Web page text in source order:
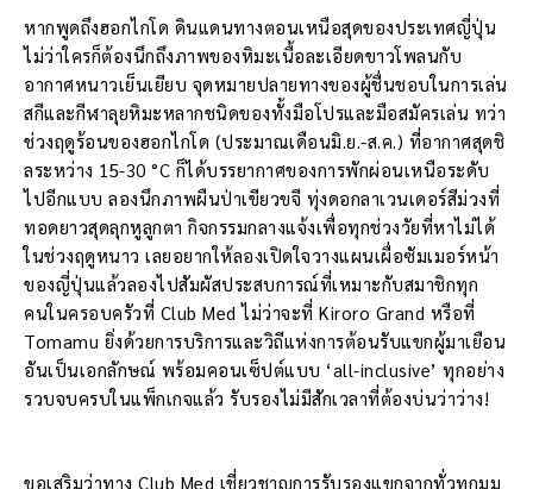
หากพูดถึงฮอกไกโด ดินแดนทางตอนเหนือสุดของประเทศญี่ปุ่น
ไม่ว่าใครก็ต้องนึกถึงภาพของหิมะเนื้อละเอียดขาวโพลนกับ
อากาศหนาวเย็นเยียบ จุดหมายปลายทางของผู้ชื่นชอบในการเล่น
สกีและกีฬาลุยหิมะหลากชนิดของทั้งมือโปรและมือสมัครเล่น ทว่า
ช่วงฤดูร้อนของฮอกไกโด (ประมาณเดือนมิ.ย.-ส.ค.) ที่อากาศสุดชิ
ลระหว่าง 15-30 °C ก็ได้บรรยากาศของการพักผ่อนเหนือระดับ
ไปอีกแบบ ลองนึกภาพผืนป่าเขียวขจี ทุ่งดอกลาเวนเดอร์สีม่วงที่
ทอดยาวสุดลุกหูลูกตา กิจกรรมกลางแจ้งเพื่อทุกช่วงวัยที่หาไม่ได้
ในช่วงฤดูหนาว เลยอยากให้ลองเปิดใจวางแผนเผื่อซัมเมอร์หน้า
ของญี่ปุ่นแล้วลองไปสัมผัสประสบการณ์ที่เหมาะกับสมาชิกทุก
คนในครอบครัวที่ Club Med ไม่ว่าจะที่ Kiroro Grand หรือที่
Tomamu ยิ่งด้วยการบริการและวิถีแห่งการต้อนรับแขกผู้มาเยือน
อันเป็นเอกลักษณ์ พร้อมคอนเซ็ปต์แบบ ‘all-inclusive’ ทุกอย่าง
รวบจบครบในแพ็กเกจแล้ว รับรองไม่มีสักเวลาที่ต้องบ่นว่าว่าง!
ขอเสริมว่าทาง Club Med เชี่ยวชาญการรับรองแขกจากทั่วทุกมุม